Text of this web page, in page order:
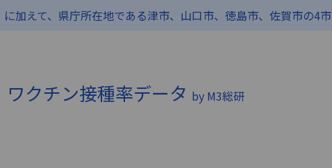
えて、県庁所在地である津市、山口市、徳島市、佐賀市の4市
クチン接種率データ by M3総研